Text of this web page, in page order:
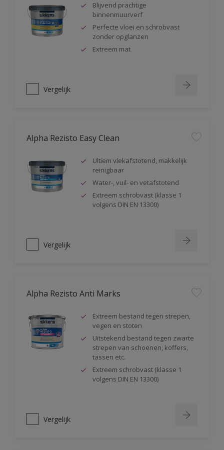
Blijvend prachtige
binnenmuurverf
Perfecte vloei en schrobvast
zonder opglanzen
Extreem mat
Vergelijk
Alpha Rezisto Easy Clean
Ultiem vlekafstotend, makkelijk
reinigbaar
Water-, vuil- en vetafstotend
Extreem schrobvast (klasse 1
volgens DIN EN 13300)
Vergelijk
Alpha Rezisto Anti Marks
Extreem bestand tegen strepen,
vegen en stoten
Uitstekend bestand tegen zwarte
strepen van schoenen, koffers,
tassen etc.
Extreem schrobvast (klasse 1
volgens DIN EN 13300)
Vergelijk